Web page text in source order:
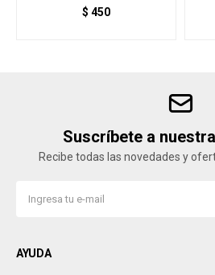
$ 450
Suscríbete a
Recibe todas las novedades y
AYUDA